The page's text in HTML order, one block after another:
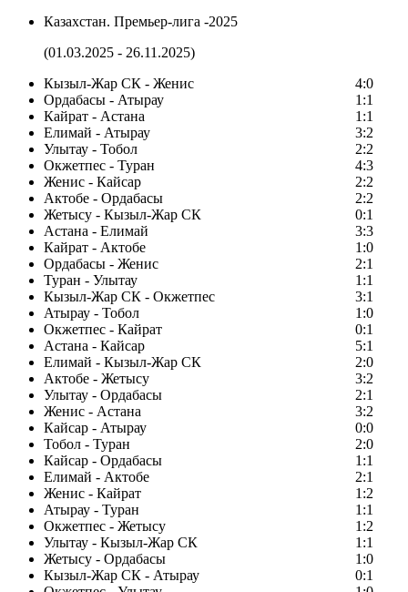
Казахстан. Премьер-лига -2025
(01.03.2025 - 26.11.2025)
Кызыл-Жар СК - Женис
4:0
Ордабасы - Атырау
1:1
Кайрат - Астана
1:1
Елимай - Атырау
3:2
Улытау - Тобол
2:2
Окжетпес - Туран
4:3
Женис - Кайсар
2:2
Актобе - Ордабасы
2:2
Жетысу - Кызыл-Жар СК
0:1
Астана - Елимай
3:3
Кайрат - Актобе
1:0
Ордабасы - Женис
2:1
Туран - Улытау
1:1
Кызыл-Жар СК - Окжетпес
3:1
Атырау - Тобол
1:0
Окжетпес - Кайрат
0:1
Астана - Кайсар
5:1
Елимай - Кызыл-Жар СК
2:0
Актобе - Жетысу
3:2
Улытау - Ордабасы
2:1
Женис - Астана
3:2
Кайсар - Атырау
0:0
Тобол - Туран
2:0
Кайсар - Ордабасы
1:1
Елимай - Актобе
2:1
Женис - Кайрат
1:2
Атырау - Туран
1:1
Окжетпес - Жетысу
1:2
Улытау - Кызыл-Жар СК
1:1
Жетысу - Ордабасы
1:0
Кызыл-Жар СК - Атырау
0:1